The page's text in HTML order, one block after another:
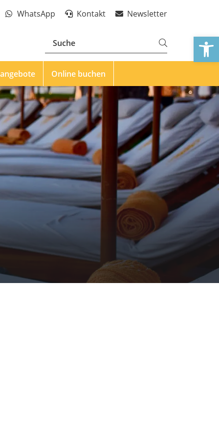
WhatsApp Kontakt Newsletter
Online buchen